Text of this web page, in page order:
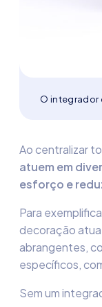
O integrador
Ao centralizar
atuem em
esforço e
Para
decoração atua
abrangentes,
específicos,
Sem um